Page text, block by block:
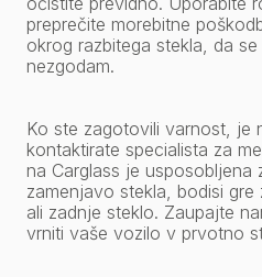
preprečite morebitne
okrog razbitega stekla, da
nezgodam.
Ko ste zagotovili varnost, je
kontaktirate specialista za
na Carglass je
zamenjavo stekla, bodisi
ali zadnje steklo. Zaupajte
vrniti vaše vozilo v prvotno